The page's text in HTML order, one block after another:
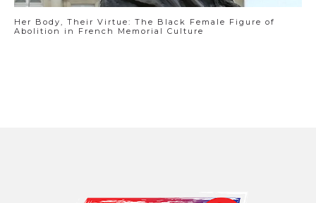
Her Body, Their Virtue: The Black Female Figure of
Abolition in French Memorial Culture